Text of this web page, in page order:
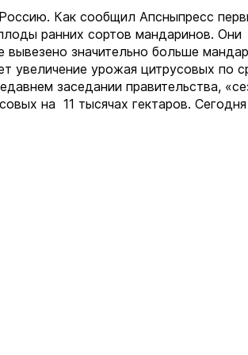
Как сообщил Апсныпресс
ранних сортов мандаринов.
значительно больше
увеличение урожая цитрусовых
заседании правительства,
на 11 тысячах гектаров.